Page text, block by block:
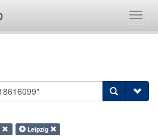
Leipzig